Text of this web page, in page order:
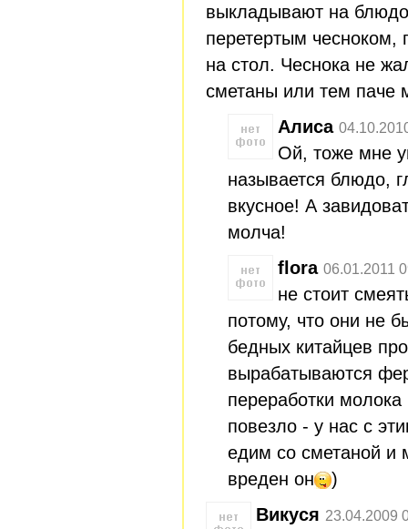
выкладывают на
перетертым
на стол. Чеснока не
сметаны или тем
Алиса
Ой, тоже мне
называется блюдо,
вкусное! А
молча!
flora 06.01.2011
не стоит
потому, что они не
бедных китайцев
вырабатываются
переработки
повезло - у нас с
едим со сметаной и
вреден он
)
Викуся 23.04.2009